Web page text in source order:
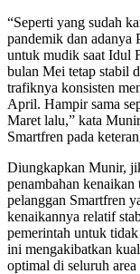
“Seperti yang sudah
pandemik dan adanya
untuk mudik saat Idul
bulan Mei tetap stabil
trafiknya konsisten
April. Hampir sama
Maret lalu,” kata
Smartfren pada
Diungkapkan Munir,
penambahan
pelanggan Smartfren
kenaikannya relatif
pemerintah untuk
ini mengakibatkan
optimal di seluruh area